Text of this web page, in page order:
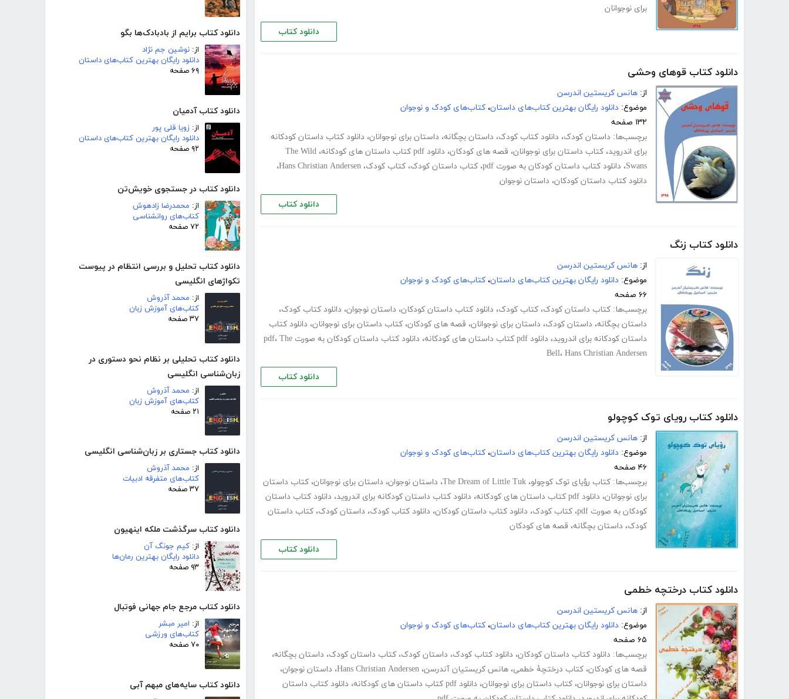
دانلود کتاب برایم از بادبادک‌ها بگو
از: نوشین جم نژاد
دانلود رایگان بهترین کتاب‌های داستان
۶۹ صفحه
دانلود کتاب آدمیان
از: زویا قلی پور
دانلود رایگان بهترین کتاب‌های داستان
۹۲ صفحه
دانلود کتاب در جستجوی خویش‌تن
از: محمدرضا زادهوش
کتاب‌های روانشناسی
۷۲ صفحه
دانلود کتاب تحلیل و بررسی انتظام در پیوست
تکواژهای انگلیسی
از: محمد آذروش
کتاب‌های آموزش زبان
۳۷ صفحه
دانلود کتاب تحلیلی بر نظام نحو دستوری در
زبان‌شناسی انگلیسی
از: محمد آذروش
کتاب‌های آموزش زبان
۲۱ صفحه
دانلود کتاب جستاری بر زبان‌شناسی انگلیسی
از: محمد آذروش
کتاب‌های متفرقه ادبیات
۳۷ صفحه
دانلود کتاب سرگذشت ملکه اینهیون
از: کیم جونگ آن
دانلود رایگان بهترین رمان‌ها
۹۳ صفحه
دانلود کتاب مرجع جام جهانی فوتبال
از: امیر مبشر
کتاب‌های ورزشی
۷۰ صفحه
دانلود کتاب سایه‌های مبهم آبی
برای نوجوانان
دانلود کتاب
دانلود کتاب قوهای وحشی
از: هانس کریستین اندرسن
موضوع: دانلود رایگان بهترین کتاب‌های داستان، کتاب‌های کودک و نوجوان
۱۳۲ صفحه
برچسب‌ها: داستان کودک، دانلود کتاب کودک، داستان بچگانه، داستان برای نوجوانان، دانلود کتاب داستان کودکانه
برای اندروید، کتاب داستان برای نوجوانان، قصه های کودکان، دانلود pdf کتاب داستان های کودکانه ، The Wild
Swans، دانلود کتاب داستان کودکان به صورت pdf ، کتاب داستان کودک، کتاب کودک، Hans Christian Andersen،
دانلود کتاب داستان کودکان، داستان نوجوان
دانلود کتاب
دانلود کتاب زنگ
از: هانس کریستین اندرسن
موضوع: دانلود رایگان بهترین کتاب‌های داستان، کتاب‌های کودک و نوجوان
۶۶ صفحه
برچسب‌ها: کتاب داستان کودک، کتاب کودک، دانلود کتاب داستان کودکان، داستان نوجوان، دانلود کتاب کودک،
داستان بچگانه، داستان کودک، داستان برای نوجوانان، قصه های کودکان، کتاب داستان برای نوجوانان، دانلود کتاب
داستان کودکانه برای اندروید، دانلود pdf کتاب داستان های کودکانه ، دانلود کتاب داستان کودکان به صورت pdf ، The
Bell، Hans Christian Andersen
دانلود کتاب
دانلود کتاب رویای توک کوچولو
از: هانس کریستین اندرسن
موضوع: دانلود رایگان بهترین کتاب‌های داستان، کتاب‌های کودک و نوجوان
۴۶ صفحه
برچسب‌ها: کتاب رؤیای توک کوچولو، The Dream of Little Tuk، داستان نوجوان، داستان برای نوجوانان، کتاب داستان
برای نوجوانان، دانلود pdf کتاب داستان های کودکانه ، دانلود کتاب داستان کودکانه برای اندروید، دانلود کتاب داستان
کودکان به صورت pdf
، کتاب کودک، دانلود کتاب داستان کودکان، دانلود کتاب کودک، داستان کودک، کتاب داستان
کودک، داستان بچگانه، قصه های کودکان
دانلود کتاب
دانلود کتاب درختچه خطمی
از: هانس کریستین اندرسن
موضوع: دانلود رایگان بهترین کتاب‌های داستان، کتاب‌های کودک و نوجوان
۶۵ صفحه
برچسب‌ها: دانلود کتاب داستان کودکان، دانلود کتاب کودک، داستان کودک، کتاب داستان کودک، داستان بچگانه،
قصه های کودکان، کتاب درختچۀ خطمی، هانس کریستیان آندرسن، Hans Christian Andersen، داستان نوجوان،
داستان برای نوجوانان، کتاب داستان برای نوجوانان، دانلود pdf کتاب داستان های کودکانه ، دانلود کتاب داستان